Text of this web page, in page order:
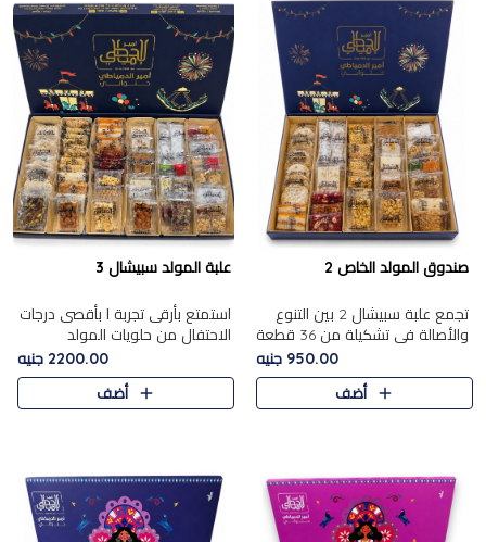
صندوق المولد الخاص 2
تجمع علبة سبيشال 2 بين التنوع
والأصالة في تشكيلة من 36 قطعة
تضم أشهر حلويات المولد الشرقية.
تحتوي العلبة على الجزرية بالفول،
والجزرية بالبن..
950.00 جنيه
أضف
علبة المولد سبيشال 3
استمتع بأرقى تجربة ا بأقصى درجات
الاحتفال من حلويات المولد
المصريه الأصيلة مع هذه الفخامة
مع علبة سبيشال 3 التي تضم 56
قطعة من تشكيلة استثن..
2200.00 جنيه
أضف